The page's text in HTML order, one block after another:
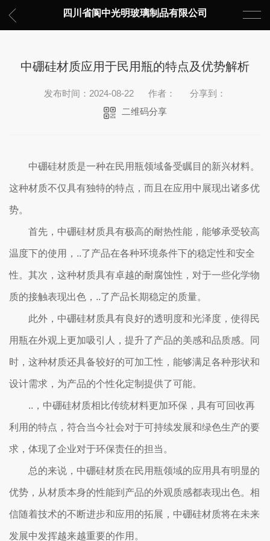
四川省阆中光明玻璃制品有限公司
中硼硅材质应用于民用瓶的特点及优势解析
发布时间：2024-08-22 作者：
分享到：
二维码分享
中硼硅材质是一种在民用瓶领域备受瞩目的新兴材料。
这种材质不仅具有独特的特点，而且在应用中展现出诸多优
势。
首先，中硼硅材质具有极高的耐热性能，能够承受较高
温度下的使用，..了产品在各种环境条件下的稳定性和安全
性。其次，这种材质具有卓越的耐腐蚀性，对于一些化学物
质的接触表现出色，..了产品长期稳定的质量。
此外，中硼硅材质具有良好的透明度和光泽度，使得民
用瓶在外观上更加吸引人，提升了产品的美感和品质感。同
时，这种材质还具备较好的可加工性，能够满足各种形状和
设计需求，为产品的个性化定制提供了可能。
..，中硼硅材质相比传统材料更加环保，具有可回收再
利用的特点，符合当今社会对于可持续发展和绿色生产的要
求，体现了企业对于环保责任的担当。
总的来说，中硼硅材质在民用瓶领域的应用具有明显的
优势，从材质本身的性能到产品的外观质感都表现出色。相
信随着技术的不断进步和应用的拓展，中硼硅材质将在未来
发展中发挥越来越重要的作用。